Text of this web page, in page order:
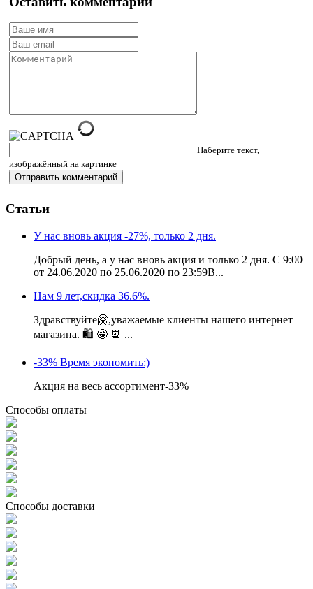
Наберите текст,
изображённый на картинке
Статьи
У нас вновь акция -27%, только 2 дня.
Добрый день, а у нас вновь акция и только 2 дня. С 9:00
от 24.06.2020 по 25.06.2020 по 23:59В...
Нам 9 лет,скидка 36.6%.
Здравствуйте🤗,уважаемые клиенты нашего интернет
магазина. 🛍 🤩 📆 ...
-33% Время экономить:)
Акция на весь ассортимент-33%
Способы оплаты
Способы доставки